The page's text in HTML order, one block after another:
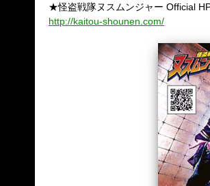
★怪盗戦隊ヌスムンジャー Official
http://kaitou-shounen.com/